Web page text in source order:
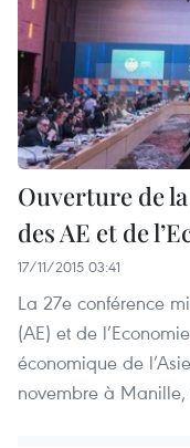
Ouverture de
des AE et de
17/11/2015 03:41
La 27e conférence
(AE) et de
économique de
novembre à